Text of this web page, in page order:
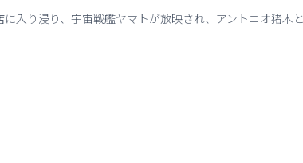
入り浸り、宇宙戦艦ヤマトが放映され、アントニオ猪木